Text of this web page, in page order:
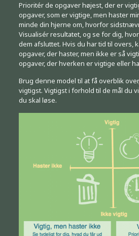
Prioritér de opgaver højest, der er
opgaver, som er vigtige, men haster
minde din hjerne om, hvorfor
Visualisér resultatet, og se for dig,
dem afsluttet. Hvis du har tid til overs,
opgaver, der haster, men ikke er så
opgaver, der hverken er vigtige eller
Brug denne model til at få overblik
vigtigst. Vigtigst i forhold til de mål du
du skal løse.